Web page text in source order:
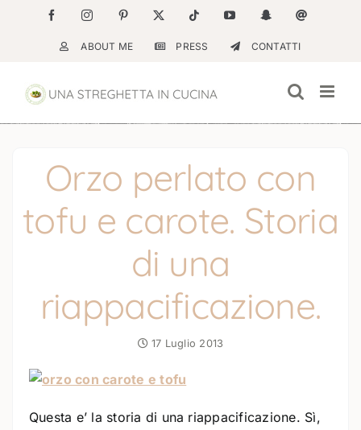
contenuto
FacebookInstagramPinterest Tiktok YouTubeSnapchatEmail
ABOUT ME PRESS CONTATTI
Orzo perlato con
tofu e carote. Storia
di una
riappacificazione.
17 Luglio 2013
Questa e’ la storia di una riappacificazione. Sì,